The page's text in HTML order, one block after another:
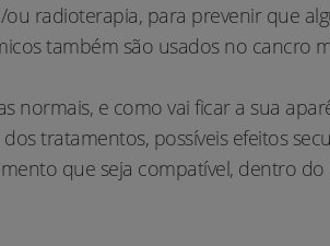
radioterapia, para prevenir que
também são usados no cancro
normais, e como vai ficar a sua
tratamentos, possíveis efeitos
que seja compatível, dentro do